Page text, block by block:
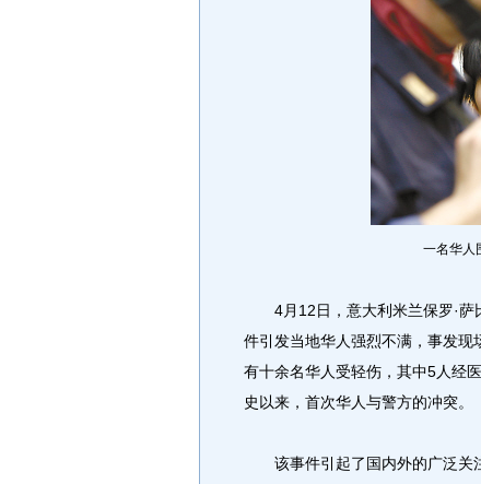
一名华人
4月12日，意大利米兰保罗·萨
件引发当地华人强烈不满，事发
有十余名华人受轻伤，其中5人经
史以来，首次华人与警方的冲突。
该事件引起了国内外的广泛关